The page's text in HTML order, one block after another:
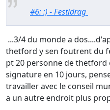
#6: :) - Festidrag
...3/4 du monde a
thetford y sen foutrent du
pt 20 personne de thetford
signature en 10 jours,
travailler avec le conseil
a un autre endroit plus